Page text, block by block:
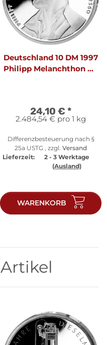
Deutschland 10 DM 1997
Philipp Melanchthon D -
24,10 € *
2.484,54 € pro 1 kg
Differenzbesteuerung nach §
25a USTG , zzgl. Versand
Lieferzeit:
2 - 3 Werktage
(Ausland)
WARENKORB
Artikel